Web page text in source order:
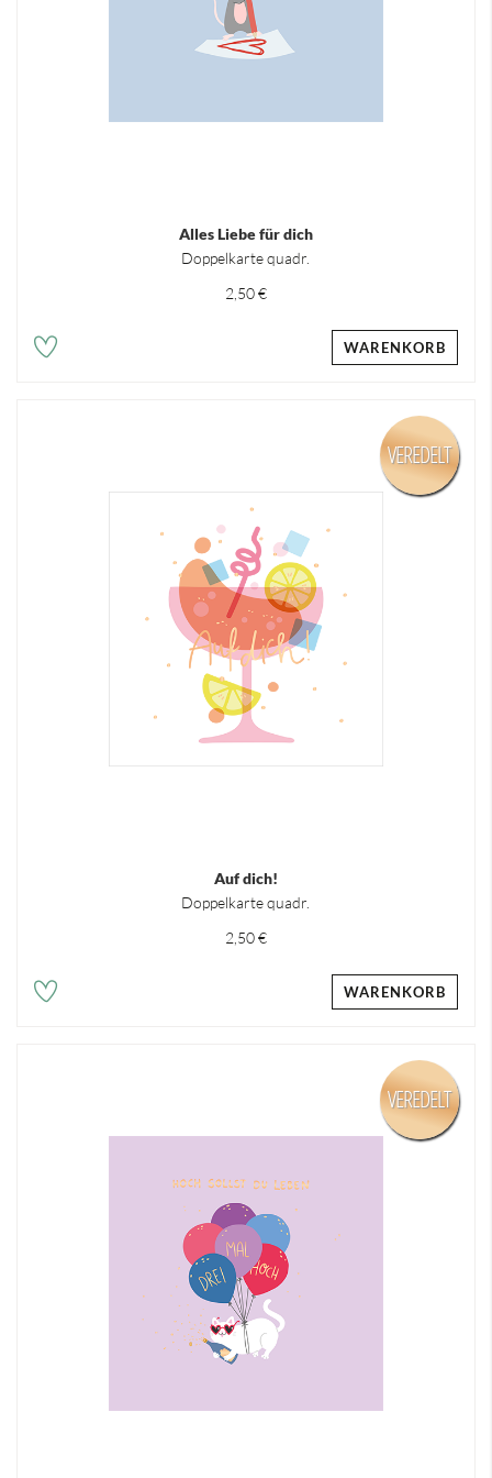
Alles Liebe für dich
Doppelkarte quadr.
2,50 €
WARENKORB
Auf dich!
Doppelkarte quadr.
2,50 €
VEREDELT
WARENKORB
VEREDELT